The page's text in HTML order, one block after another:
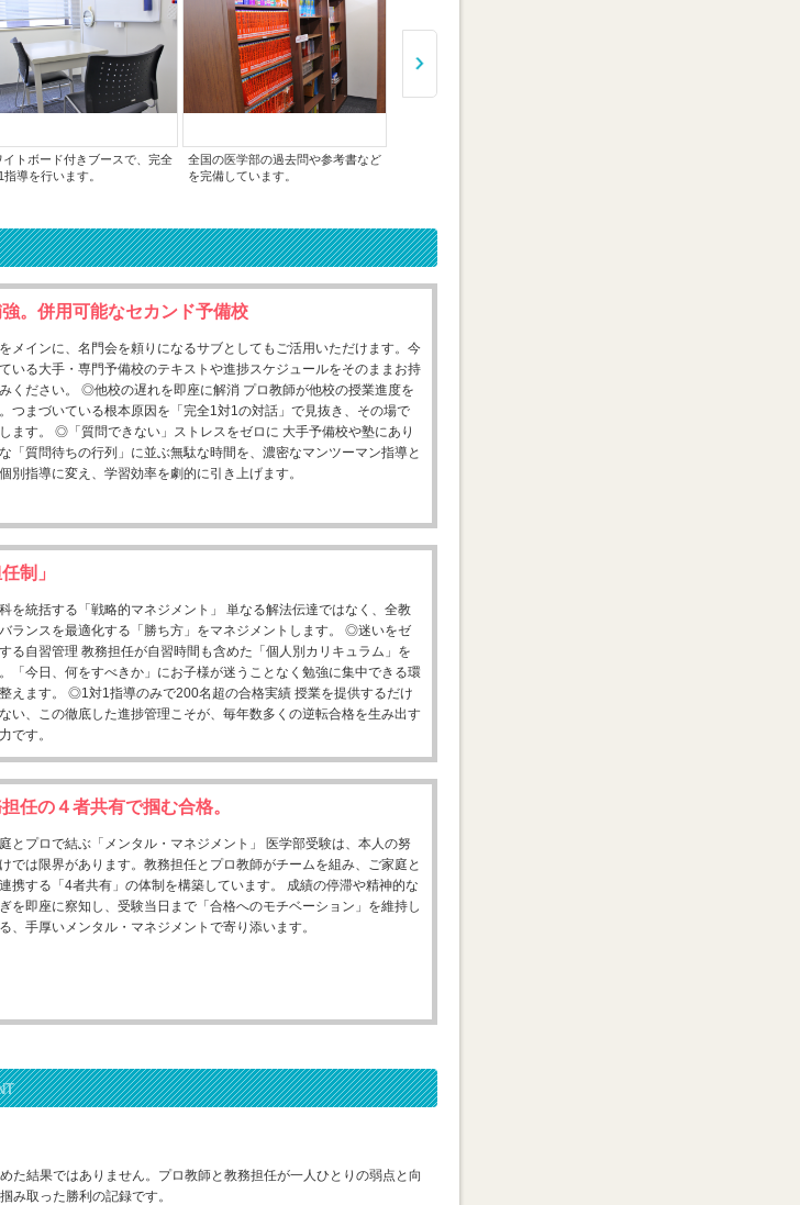
イトボード付きブースで、完全
指導を行います。
全国の医学部の過去問や参考書など
を完備しています。
。併用可能なセカンド予備校
メインに、名門会を頼りになるサブとしてもご活用いただけます。今
いる大手・専門予備校のテキストや進捗スケジュールをそのままお持
ください。 ◎他校の遅れを即座に解消 プロ教師が他校の授業進度を
つまづいている根本原因を「完全1対1の対話」で見抜き、その場で
ます。 ◎「質問できない」ストレスをゼロに 大手予備校や塾にあり
「質問待ちの行列」に並ぶ無駄な時間を、濃密なマンツーマン指導と
別指導に変え、学習効率を劇的に引き上げます。
制」
を統括する「戦略的マネジメント」 単なる解法伝達ではなく、全教
ランスを最適化する「勝ち方」をマネジメントします。 ◎迷いをゼ
る自習管理 教務担任が自習時間も含めた「個人別カリキュラム」を
「今日、何をすべきか」にお子様が迷うことなく勉強に集中できる環
えます。 ◎1対1指導のみで200名超の合格実績 授業を提供するだけ
い、この徹底した進捗管理こそが、毎年数多くの逆転合格を生み出す
です。
任の４者共有で掴む合格。
とプロで結ぶ「メンタル・マネジメント」 医学部受験は、本人の努
では限界があります。教務担任とプロ教師がチームを組み、ご家庭と
携する「4者共有」の体制を構築しています。 成績の停滞や精神的な
を即座に察知し、受験当日まで「合格へのモチベーション」を維持し
、手厚いメンタル・マネジメントで寄り添います。
た結果ではありません。プロ教師と教務担任が一人ひとりの弱点と向
み取った勝利の記録です。